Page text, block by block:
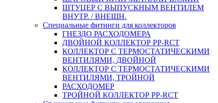
ШТУЦЕР С ВЫПУСКНЫМ ВЕНТИЛЕМ
ВНУТР. / ВНЕШН.
Специальные фитинги для коллекторов
ГНЕЗДО РАСХОДОМЕРА
ДВОЙНОЙ КОЛЛЕКТОР PP-RCT
КОЛЛЕКТОР С ТЕРМОСТАТИЧЕСКИМИ
ВЕНТИЛЯМИ, ДВОЙНОЙ
КОЛЛЕКТОР С ТЕРМОСТАТИЧЕСКИМИ
ВЕНТИЛЯМИ, ТРОЙНОЙ
РАСХОДОМЕР
ТРОЙНОЙ КОЛЛЕКТОР PP-RCT